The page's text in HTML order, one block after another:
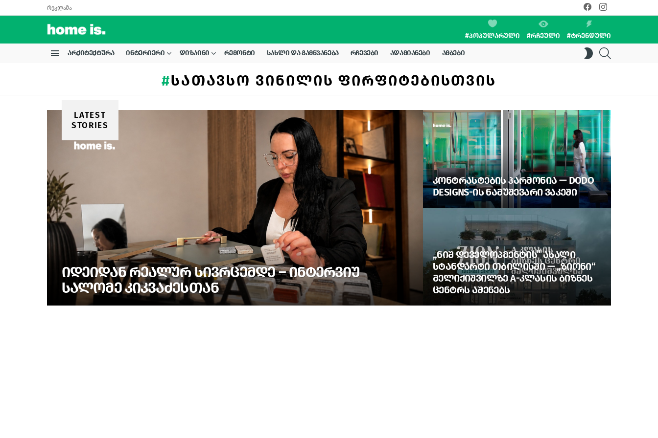
რეკლამა
facebookinstagram
#ᲞᲝᲞᲣᲚᲐᲠᲣᲚᲘ #ᲠᲩᲔᲣᲚᲘ #ᲢᲠᲔᲜᲓᲣᲚᲘ
ᲐᲠᲥᲘᲢᲔᲥᲢᲣᲠᲐ ᲘᲜᲢᲔᲠᲘᲔᲠᲘ ᲓᲘᲖᲐᲘᲜᲘ ᲠᲔᲛᲝᲜᲢᲘ ᲡᲐᲮᲚᲘ ᲓᲐ ᲒᲐᲛᲬᲕᲐᲜᲔᲑᲐ ᲠᲩᲔᲕᲔᲑᲘ ᲐᲓᲐᲛᲘᲐᲜᲔᲑᲘ ᲐᲛᲑᲔᲑᲘ
SWITCH
SKIN
ᲡᲐᲗᲐᲕᲡᲝ ᲕᲘᲜᲘᲚᲘᲡ ᲤᲘᲠᲤᲘᲢᲔᲑᲘᲡᲗᲕᲘᲡ
LATEST
STORIES
ᲘᲓᲔᲘᲓᲐᲜ ᲠᲔᲐᲚᲣᲠ ᲡᲘᲕᲠᲪᲔᲛᲓᲔ – ᲘᲜᲢᲔᲠᲕᲘᲣ
ᲡᲐᲚᲝᲛᲔ ᲙᲘᲙᲕᲐᲫᲔᲡᲗᲐᲜ
ᲙᲝᲜᲢᲠᲐᲡᲢᲔᲑᲘᲡ ᲰᲐᲠᲛᲝᲜᲘᲐ — DODO
DESIGNS-ᲘᲡ ᲜᲐᲛᲣᲨᲔᲕᲐᲠᲘ ᲕᲐᲙᲔᲨᲘ
„ᲜᲘᲨ ᲓᲔᲕᲔᲚᲝᲞᲛᲔᲜᲢᲘᲡ” ᲐᲮᲐᲚᲘ
ᲡᲢᲐᲜᲓᲐᲠᲢᲘ ᲗᲑᲘᲚᲘᲡᲨᲘ — „ᲖᲘᲝᲜᲘ“
ᲛᲔᲚᲘᲥᲘᲨᲕᲘᲚᲖᲔ A-ᲙᲚᲐᲡᲘᲡ ᲑᲘᲖᲜᲔᲡ
ᲪᲔᲜᲢᲠᲡ ᲐᲨᲔᲜᲔᲑᲡ